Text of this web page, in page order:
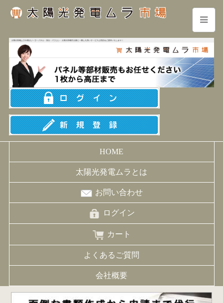
HOME
太陽光発電ムラとは
お問い合わせ
ログイン
カート
よくあるご質問
会社概要